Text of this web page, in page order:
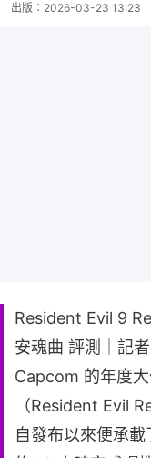
出版： 2026-03-23 13:23
Resident Evil 9
安魂曲 評測｜記
Capcom 的年度大
（Resident Evil
自發布以來便承